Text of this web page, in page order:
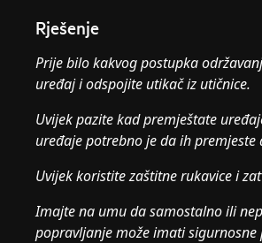
Rješenje
Prije bilo kakvog postupka
uređaj i odspojite utikač iz utičnice.
Uvijek pazite kad premještate
uređaje potrebno je da ih premjeste
Uvijek koristite zaštitne rukavice i
Imajte na umu da samostalno ili
popravljanje može imati sigurnosne